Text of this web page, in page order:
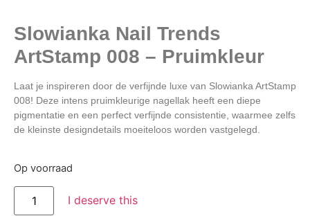
Slowianka Nail Trends
ArtStamp 008 – Pruimkleur
Laat je inspireren door de verfijnde luxe van Slowianka ArtStamp
008! Deze intens pruimkleurige nagellak heeft een diepe
pigmentatie en een perfect verfijnde consistentie, waarmee zelfs
de kleinste design­details moeiteloos worden vastgelegd.
Op voorraad
I deserve this